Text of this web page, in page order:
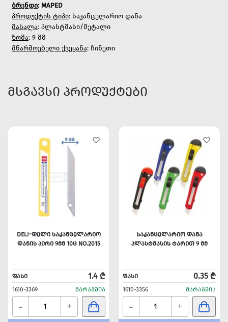
ბრენდი: MAPED
პროდუქტის ტიპი: საკანცელარიო დანა
მასალა: პლასტმასი/მეტალი
ზომა: 9 მმ
მწარმოებელი ქვეყანა: ჩინეთი
ᲛᲡᲒᲐᲕᲡᲘ ᲞᲠᲝᲓᲣᲥᲢᲔᲑᲘ
DELI-ᲓᲔᲚᲘ ᲡᲐᲙᲐᲜᲪᲔᲚᲐᲠᲘᲝ
ᲓᲐᲜᲘᲡ ᲞᲘᲠᲘ 9ᲛᲛ 10Ც NO.2015
ᲤᲐᲡᲘ 1.4 ₾
1610-3369 ᲛᲐᲠᲐᲒᲨᲘᲐ
- +
ᲡᲐᲙᲐᲜᲪᲔᲚᲐᲠᲘᲝ ᲓᲐᲜᲐ
ᲞᲚᲐᲡᲢᲛᲐᲡᲘᲡ ᲢᲐᲠᲘᲗ 9 ᲛᲛ
ᲤᲐᲡᲘ 0.35 ₾
1610-3356 ᲛᲐᲠᲐᲒᲨᲘᲐ
- +